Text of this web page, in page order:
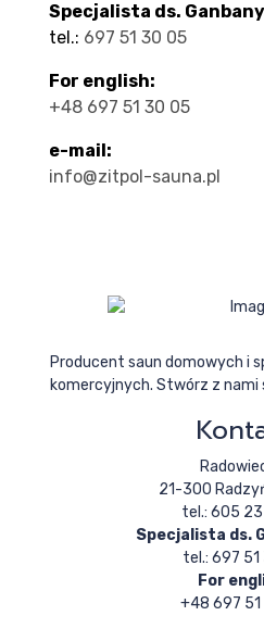
Specjalista ds.
tel.: 697 51 30 05
For english:
+48 697 51 30 05
e-mail:
info@zitpol-sauna.pl
Producent saun domowych i
komercyjnych. Stwórz z nami
21-300
tel.: 605
Specjalista ds.
tel.: 697
For
+48 697